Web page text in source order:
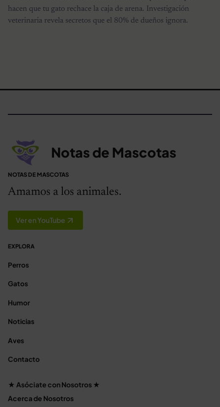
hacen que tu gato rechace la caja de arena. Investigación
veterinaria revela secretos que el 80% de dueños ignora.
Notas de Mascotas
NOTAS DE MASCOTAS
Amamos a los animales.
Ver en YouTube
EXPLORA
Perros
Gatos
Humor
Noticias
Aves
Contacto
★ Asóciate con Nosotros ★
Acerca de Nosotros